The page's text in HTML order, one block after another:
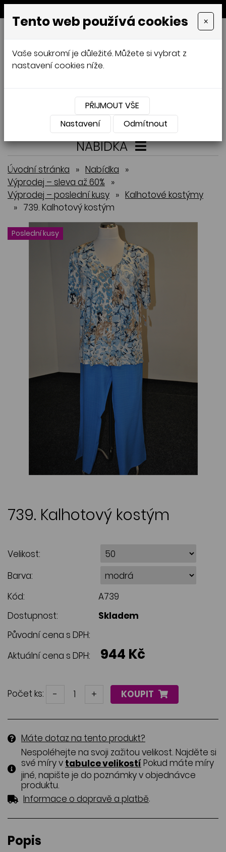
MENU
GALAMODA-XXL
Jana Mládková
XXL,ČESKÁ VÝROBA
Přihlásit Košík 0
NABÍDKA
Úvodní stránka » Nabídka »
Výprodej – sleva až 60% »
Výprodej – poslední kusy » Kalhotové kostýmy
» 739. Kalhotový kostým
Poslední kusy
739. Kalhotový kostým
Velikost:
Barva:
Kód:
A739
Dostupnost:
Skladem
Původní cena s DPH:
Aktuální cena s DPH:
944 Kč
Počet ks: - + KOUPIT
Máte dotaz na tento produkt?
Nespoléhejte na svoji zažitou velikost. Najděte si
své míry v tabulce velikostí Pokud máte míry
jiné, napište je do poznámky v objednávce
produktu.
Informace o dopravě a platbě.
Popis
Tento web používá cookies ×
Vaše soukromí je důležité. Můžete si vybrat z
nastavení cookies níže.
PŘIJMOUT VŠE
Nastavení
Odmítnout